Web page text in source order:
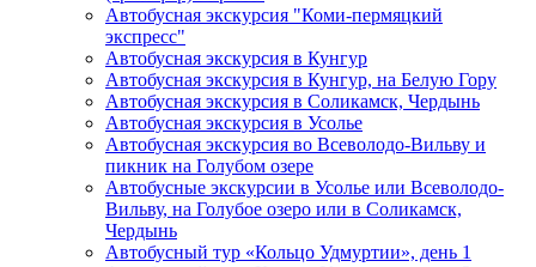
Автобусная экскурсия "Коми-пермяцкий
экспресс"
Автобусная экскурсия в Кунгур
Автобусная экскурсия в Кунгур, на Белую Гору
Автобусная экскурсия в Соликамск, Чердынь
Автобусная экскурсия в Усолье
Автобусная экскурсия во Всеволодо-Вильву и
пикник на Голубом озере
Автобусные экскурсии в Усолье или Всеволодо-
Вильву, на Голубое озеро или в Соликамск,
Чердынь
Автобусный тур «Кольцо Удмуртии», день 1